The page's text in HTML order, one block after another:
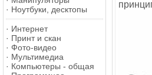
· Ноутбуки, десктопы
· Интернет
· Принт и скан
· Фото-видео
· Мультимедиа
· Компьютеры - общая